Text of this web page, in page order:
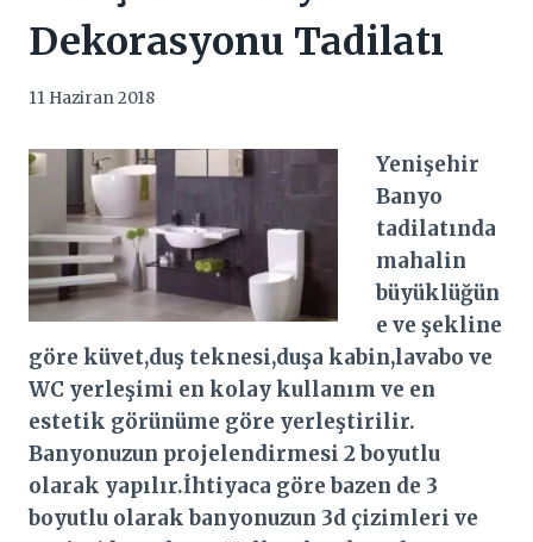
Dekorasyonu Tadilatı
11 Haziran 2018
Yenişehir
Banyo
tadilatında
mahalin
büyüklüğün
e ve şekline
göre küvet,duş teknesi,duşa kabin,lavabo ve
WC yerleşimi en kolay kullanım ve en
estetik görünüme göre yerleştirilir.
Banyonuzun projelendirmesi 2 boyutlu
olarak yapılır.İhtiyaca göre bazen de 3
boyutlu olarak banyonuzun 3d çizimleri ve